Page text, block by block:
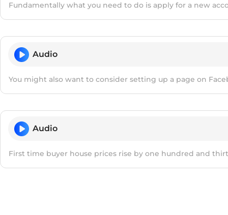
Fundamentally what you need to do is apply for a new
Audio
You might also want to consider setting up a page on
Audio
First time buyer house prices rise by one hundred and